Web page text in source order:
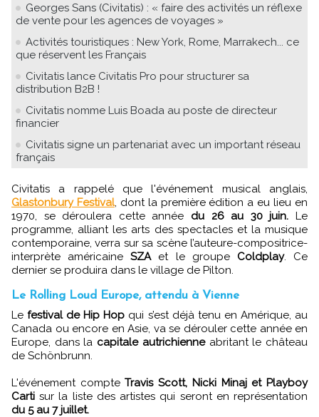
Georges Sans (Civitatis) : « faire des activités un réflexe
de vente pour les agences de voyages »
Activités touristiques : New York, Rome, Marrakech... ce
que réservent les Français
Civitatis lance Civitatis Pro pour structurer sa
distribution B2B !
Civitatis nomme Luis Boada au poste de directeur
financier
Civitatis signe un partenariat avec un important réseau
français
Civitatis a rappelé que l'événement musical anglais,
Glastonbury Festival, dont la première édition a eu lieu en
1970, se déroulera cette année du 26 au 30 juin. Le
programme, alliant les arts des spectacles et la musique
contemporaine, verra sur sa scène l’auteure-compositrice-
interprète américaineSZA et le groupe Coldplay. Ce
dernier se produira dans le village de Pilton.
Le Rolling Loud Europe, attendu à Vienne
Lefestival de Hip Hop qui s’est déjà tenu en Amérique, au
Canada ou encore en Asie, va se dérouler cette année en
Europe, dans la capitale autrichienneabritant le château
de Schönbrunn.
L'événement compteTravis Scott, Nicki Minaj et Playboy
Carti sur la liste des artistes qui seront en représentation
du 5 au 7 juillet.